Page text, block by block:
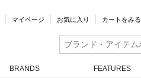
マイページ お気に入り カートをみる
BRANDS FEATURES